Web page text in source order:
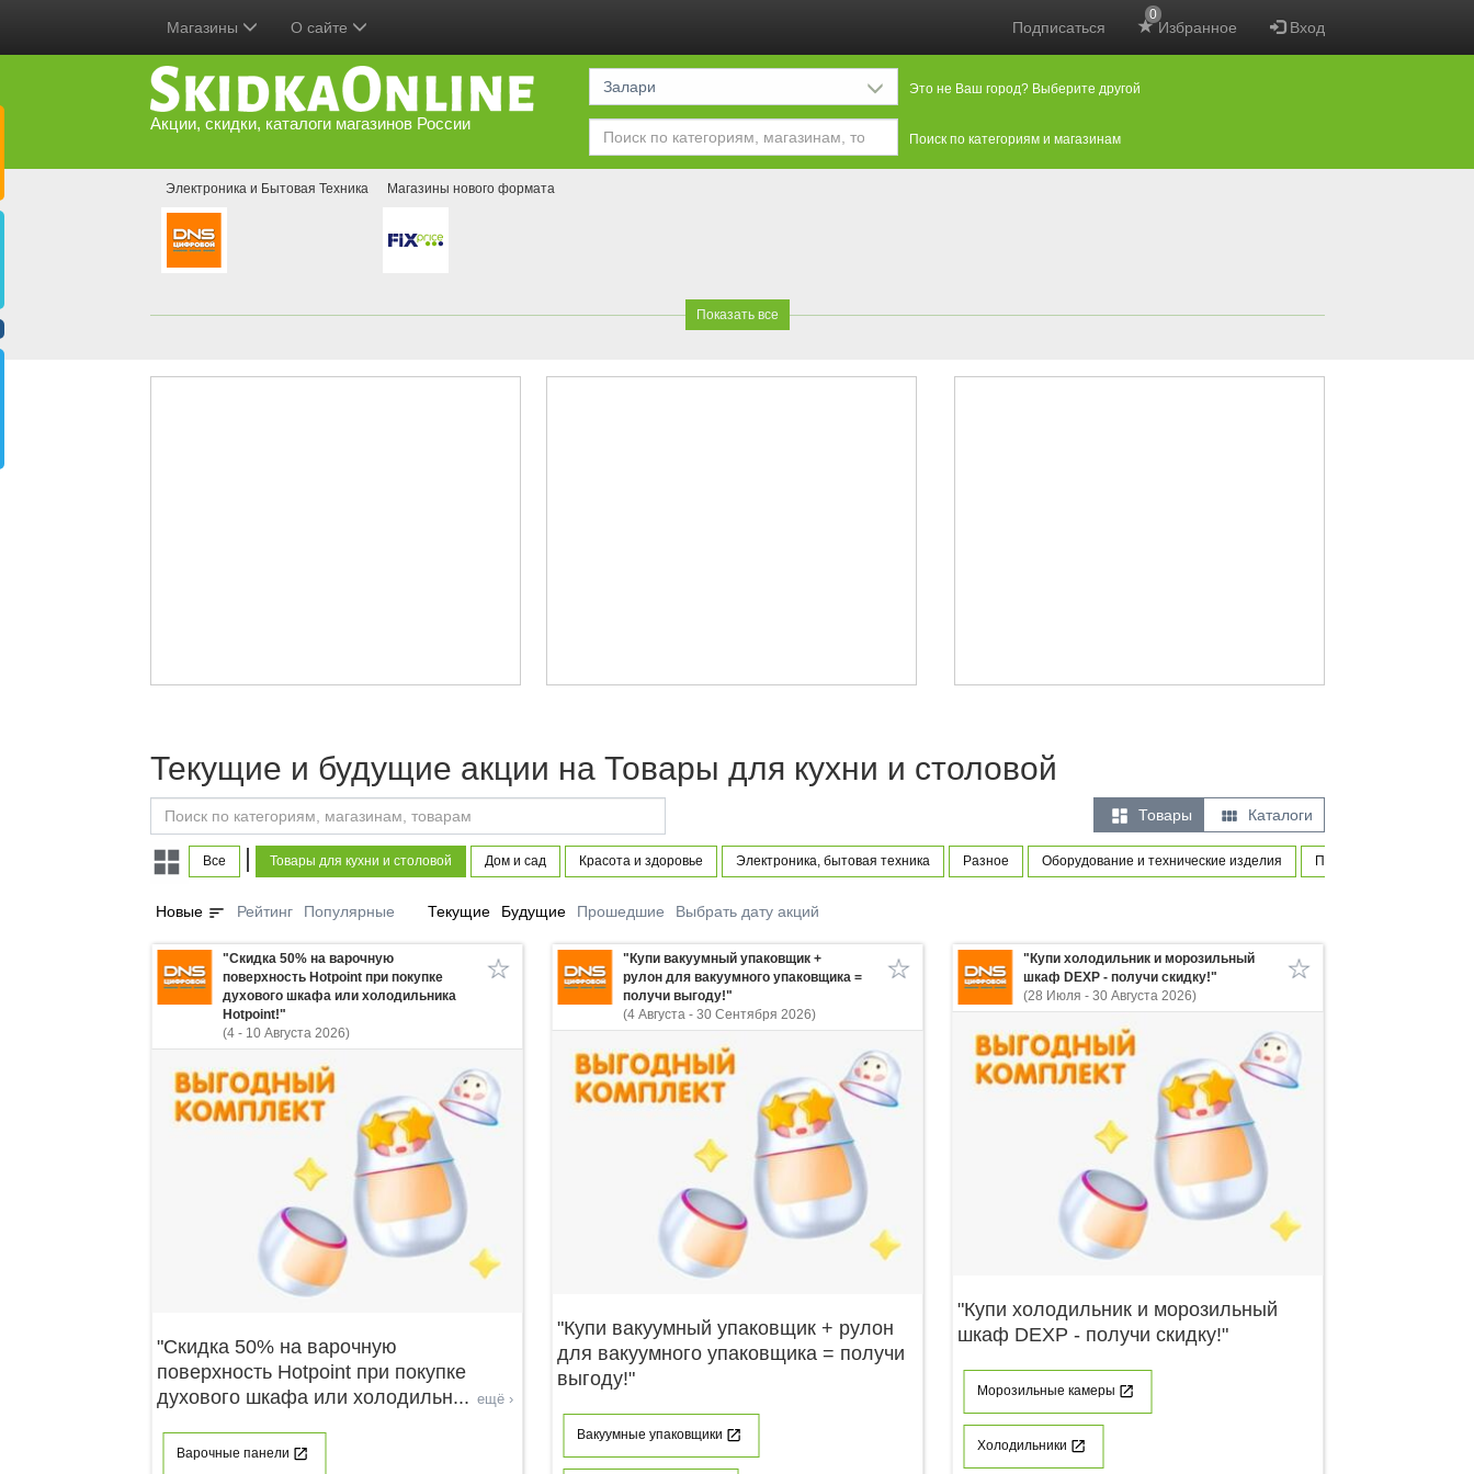
Подписаться Избранное
0
Вход
Магазины О сайте
Акции, скидки, каталоги магазинов России
Залари Это не Ваш город? Выберите другой
Поиск по категориям и магазинам
Электроника и Бытовая Техника Магазины нового формата
Показать все
Текущие и будущие акции на Товары для кухни и столовой
 Товары  Каталоги
Все | Товары для кухни и столовой Дом и сад Красота и здоровье Электроника, бытовая техника Разное Оборудование и технические изделия Программное
Новые sort Рейтинг Популярные Текущие Будущие Прошедшие Выбрать дату акций
"Скидка 50% на варочную
поверхность Hotpoint при покупке
духового шкафа или холодильника
Hotpoint!"
(4 - 10 Августа 2026)
"Скидка 50% на варочную
поверхность Hotpoint при покупке
духового шкафа или холодильн... ещё ›
Варочные панели
"Купи вакуумный упаковщик +
рулон для вакуумного упаковщика =
получи выгоду!"
(4 Августа - 30 Сентября 2026)
"Купи вакуумный упаковщик + рулон
для вакуумного упаковщика = получи
выгоду!"
Вакуумные упаковщики
"Купи холодильник и морозильный
шкаф DEXP - получи скидку!"
(28 Июля - 30 Августа 2026)
"Купи холодильник и морозильный
шкаф DEXP - получи скидку!"
Морозильные камеры
Холодильники